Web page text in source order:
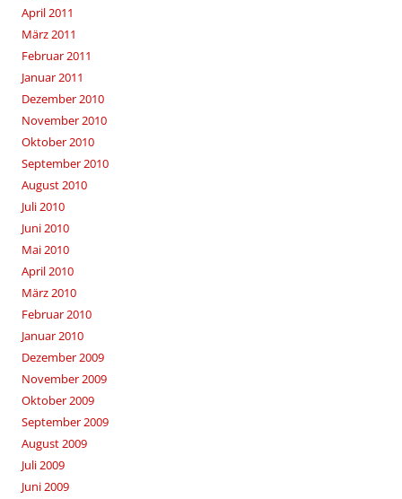
April 2011
März 2011
Februar 2011
Januar 2011
Dezember 2010
November 2010
Oktober 2010
September 2010
August 2010
Juli 2010
Juni 2010
Mai 2010
April 2010
März 2010
Februar 2010
Januar 2010
Dezember 2009
November 2009
Oktober 2009
September 2009
August 2009
Juli 2009
Juni 2009